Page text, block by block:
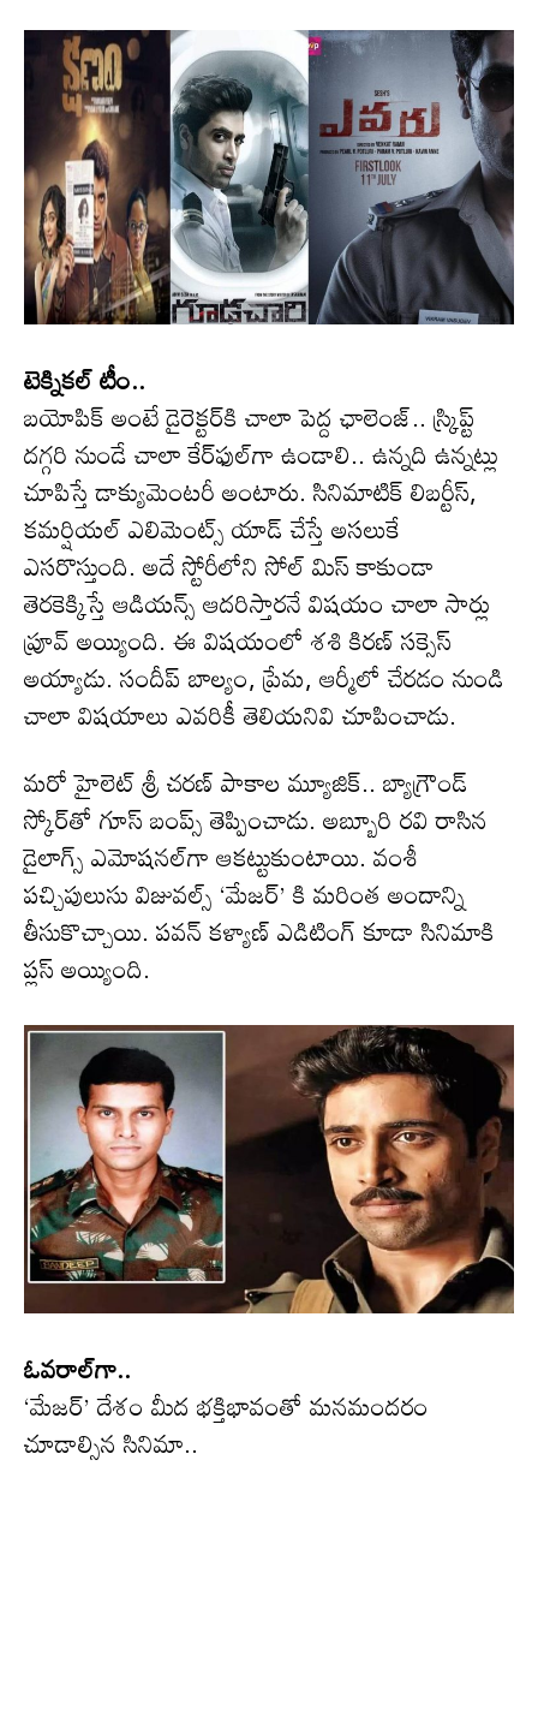
టెక్నికల్ టీం..
బయోపిక్ అంటే డైరెక్టర్‌కి చాలా పెద్ద ఛాలెంజ్.. స్క్రిప్ట్
దగ్గరి నుండే చాలా కేర్‌ఫుల్‌గా ఉండాలి.. ఉన్నది ఉన్నట్లు
చూపిస్తే డాక్యుమెంటరీ అంటారు. సినిమాటిక్ లిబర్టీస్,
కమర్షియల్ ఎలిమెంట్స్ యాడ్ చేస్తే అసలుకే
ఎసరొస్తుంది. అదే స్టోరీలోని సోల్ మిస్ కాకుండా
తెరకెక్కిస్తే ఆడియన్స్ ఆదరిస్తారనే విషయం చాలా సార్లు
ప్రూవ్ అయ్యింది. ఈ విషయంలో శశి కిరణ్ సక్సెస్
అయ్యాడు. సందీప్ బాల్యం, ప్రేమ, ఆర్మీలో చేరడం నుండి
చాలా విషయాలు ఎవరికీ తెలియనివి చూపించాడు.
మరో హైలెట్ శ్రీ చరణ్ పాకాల మ్యూజిక్.. బ్యాగ్రౌండ్
స్కోర్‌తో గూస్ బంప్స్ తెప్పించాడు. అబ్బూరి రవి రాసిన
డైలాగ్స్ ఎమోషనల్‌గా ఆకట్టుకుంటాయి. వంశీ
పచ్చిపులుసు విజువల్స్ ‘మేజర్’ కి మరింత అందాన్ని
తీసుకొచ్చాయి. పవన్ కళ్యాణ్ ఎడిటింగ్ కూడా సినిమాకి
ప్లస్ అయ్యింది.
ఓవరాల్‌గా..
‘మేజర్’ దేశం మీద భక్తిభావంతో మనమందరం
చూడాల్సిన సినిమా..